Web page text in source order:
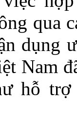
qua
dụng
Nam
hỗ trợ